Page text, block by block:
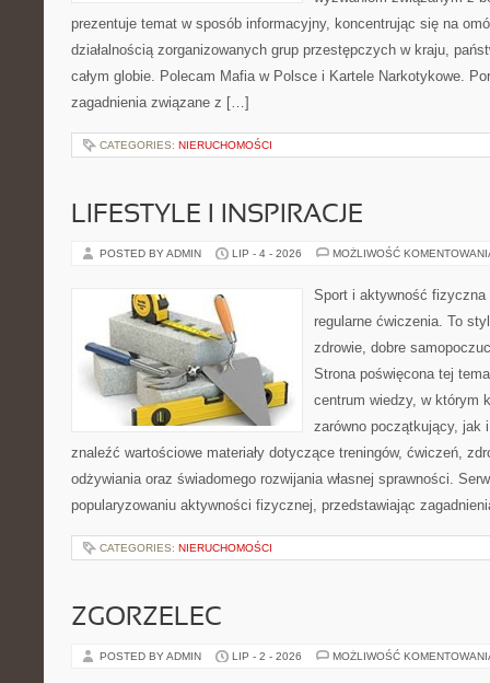
prezentuje temat w sposób informacyjny, koncentrując się na
działalnością zorganizowanych grup przestępczych w kraju,
całym globie. Polecam Mafia w Polsce i Kartele Narkotykowe.
zagadnienia związane z […]
CATEGORIES: NIERUCHOMOŚCI
LIFESTYLE I INSPIRACJE
POSTED BY ADMIN LIP - 4 - 2026 MOŻLIWOŚĆ
Sport i aktywność
regularne ćwiczenia. To
zdrowie, dobre
Strona poświęcona tej
centrum wiedzy, w którym
zarówno początkujący, jak
znaleźć wartościowe materiały dotyczące treningów, ćwiczeń,
odżywiania oraz świadomego rozwijania własnej sprawności.
popularyzowaniu aktywności fizycznej, przedstawiając
CATEGORIES: NIERUCHOMOŚCI
ZGORZELEC
POSTED BY ADMIN LIP - 2 - 2026 MOŻLIWOŚĆ